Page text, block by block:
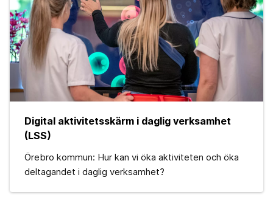
Digital aktivitetsskärm i daglig verksamhet
(LSS)
Örebro kommun: Hur kan vi öka aktiviteten och öka
deltagandet i daglig verksamhet?